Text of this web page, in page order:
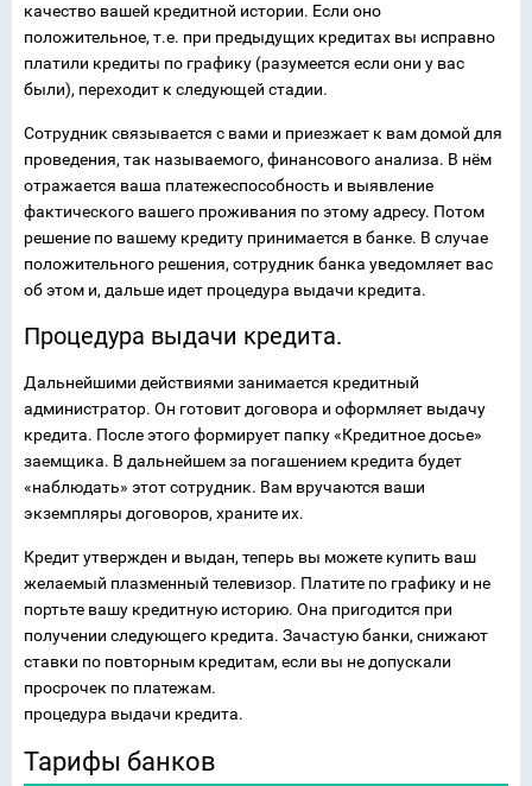
качество вашей кредитной истории. Если оно
положительное, т.е. при предыдущих кредитах вы исправно
платили кредиты по графику (разумеется если они у вас
были), переходит к следующей стадии.
Сотрудник связывается с вами и приезжает к вам домой для
проведения, так называемого, финансового анализа. В нём
отражается ваша платежеспособность и выявление
фактического вашего проживания по этому адресу. Потом
решение по вашему кредиту принимается в банке. В случае
положительного решения, сотрудник банка уведомляет вас
об этом и, дальше идет процедура выдачи кредита.
Процедура выдачи кредита.
Дальнейшими действиями занимается кредитный
администратор. Он готовит договора и оформляет выдачу
кредита. После этого формирует папку «Кредитное досье»
заемщика. В дальнейшем за погашением кредита будет
«наблюдать» этот сотрудник. Вам вручаются ваши
экземпляры договоров, храните их.
Кредит утвержден и выдан, теперь вы можете купить ваш
желаемый плазменный телевизор. Платите по графику и не
портьте вашу кредитную историю. Она пригодится при
получении следующего кредита. Зачастую банки, снижают
ставки по повторным кредитам, если вы не допускали
просрочек по платежам.
процедура выдачи кредита.
Тарифы банков